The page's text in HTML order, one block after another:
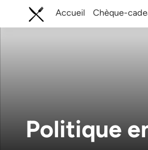
Accueil Chèque-
Politique